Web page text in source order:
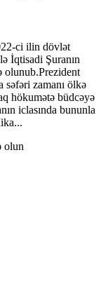
ci ilin dövlət
İqtisadi Şuranın
olunub.Prezident
zamanı ölkə
hökumətə büdcəyə
iclasında bununla
olun